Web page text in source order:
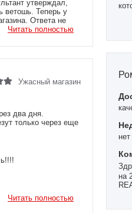
утверждал,
ветошь. Теперь у
Ответа не
связи. Ребятам
Читать полностью
Ужасный магазин
два дня.
только через еще
Читать полностью
нет
на